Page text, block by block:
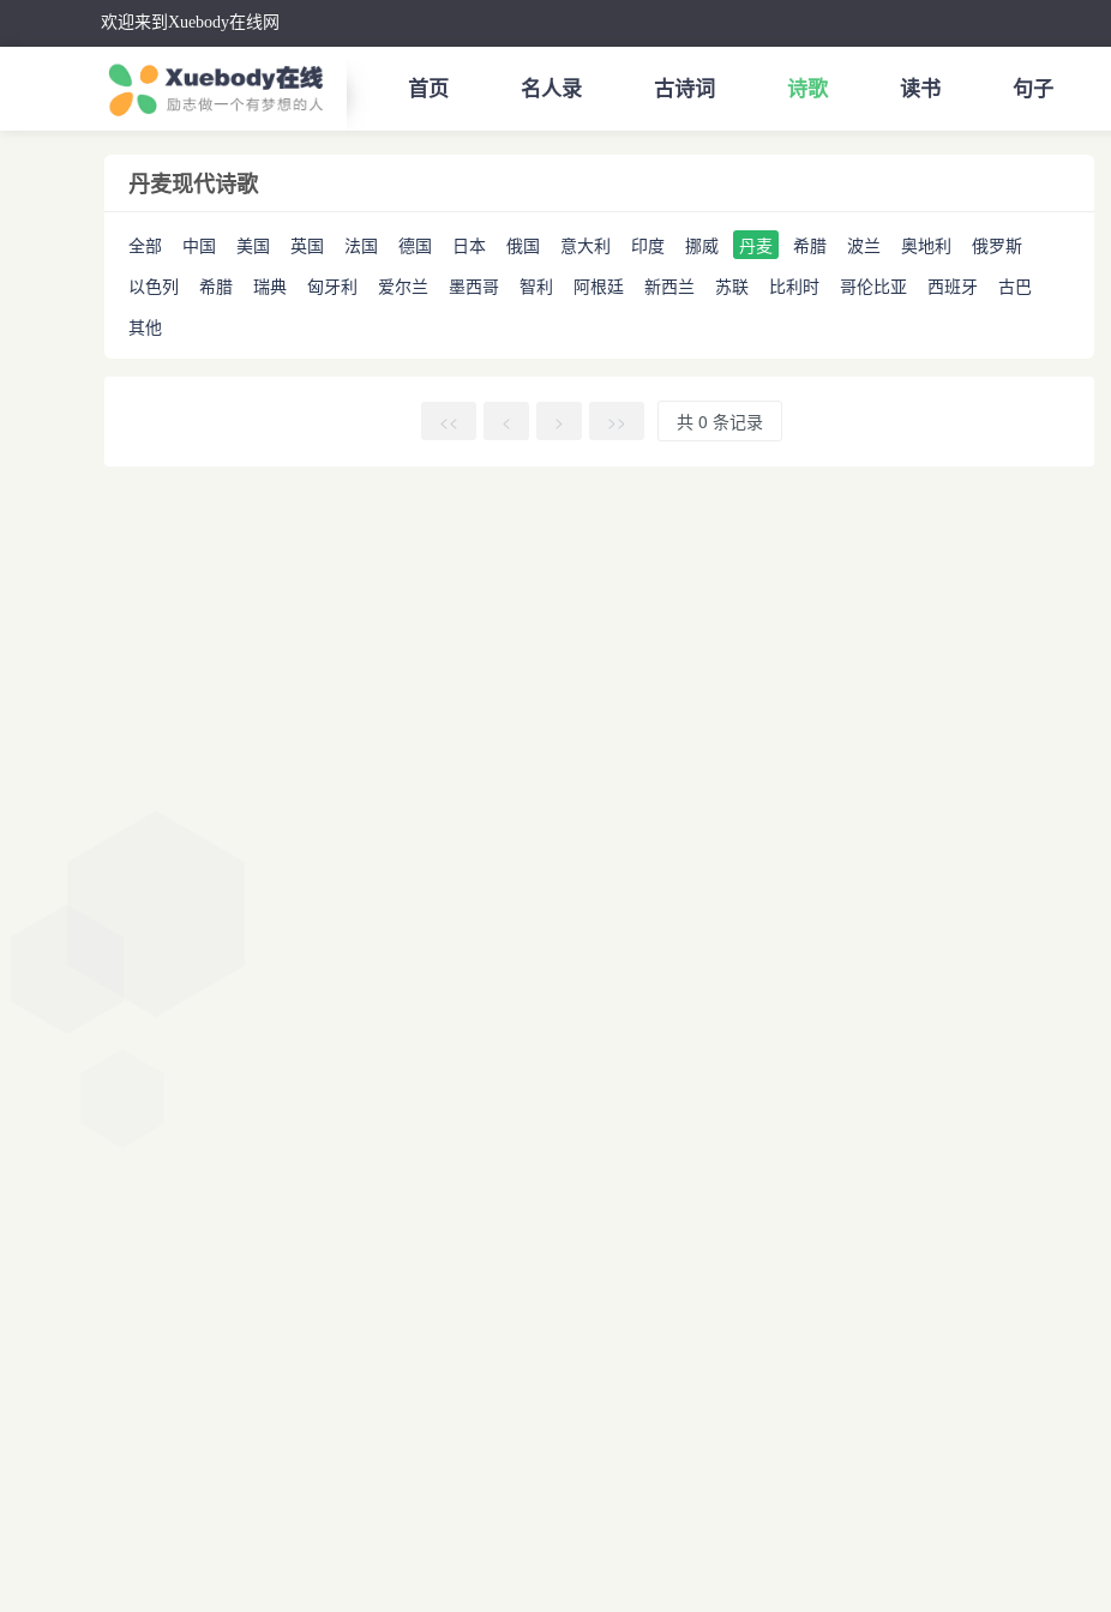
欢迎来到Xuebody在线网
首页 名人录 古诗词 诗歌 读书 句子
丹麦现代诗歌
全部 中国 美国 英国 法国 德国 日本 俄国 意大利 印度 挪威 丹麦 希腊 波兰 奥地利
俄罗斯
以色列
希腊 瑞典 匈牙利 爱尔兰 墨西哥 智利 阿根廷 新西兰 苏联 比利时 哥伦比亚 西班牙
古巴
其他
<< < > >> 共 0 条记录